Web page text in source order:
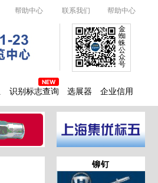
帮助中心 联系我们 帮助中心
识别标志查询 选展器 企业信用
金
蜘
蛛
公
众
号
铆钉